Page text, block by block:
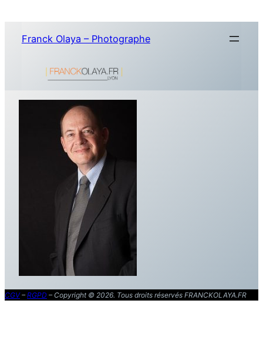
contenu
Franck Olaya – Photographe
CGV–RGPD – Copyright © 2026. Tous droits réservés FRANCKOLAYA.FR